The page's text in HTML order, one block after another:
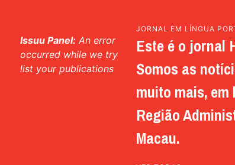
Issuu Panel: An error
occurred while we try
list your publications
JORNAL EM LÍNGUA
Este é o jornal
Somos as
muito mais,
Região
Macau.